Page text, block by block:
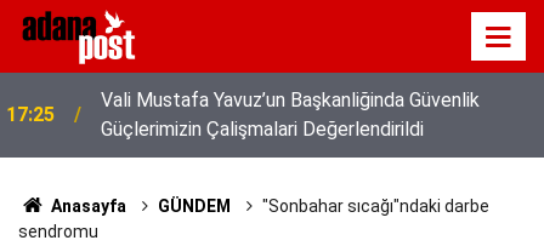
17:25
Vali Mustafa Yavuz’un Başkanliğinda Güvenlik
Güçlerimizin Çalişmalari Değerlendirildi
Anasayfa GÜNDEM
"Sonbahar sıcağı"ndaki darbe
sendromu